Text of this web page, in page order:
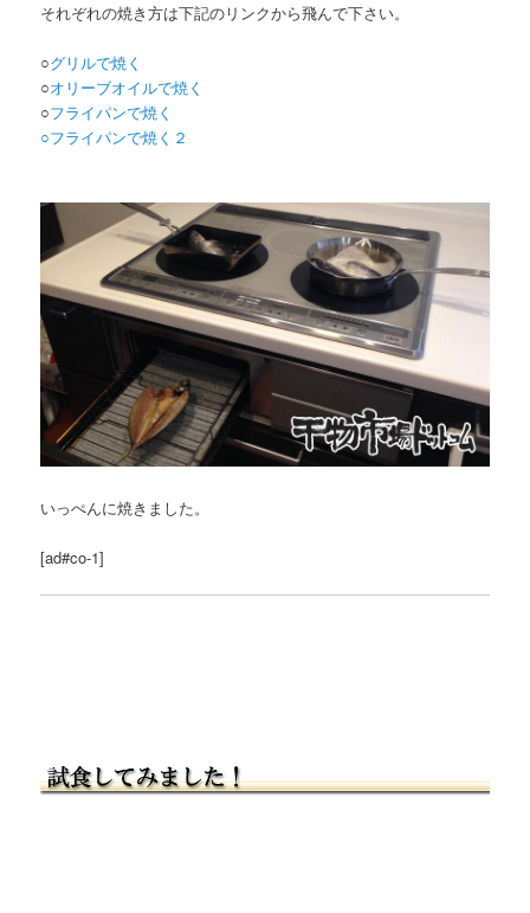
それぞれの焼き方は下記のリンクから飛んで下さい。
○グリルで焼く
○オリーブオイルで焼く
○フライパンで焼く
○フライパンで焼く ２
いっぺんに焼きました。
[ad#co-1]